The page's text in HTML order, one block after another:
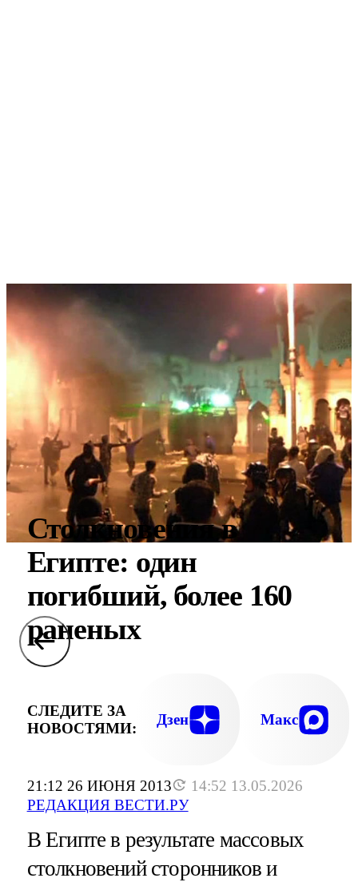
21:12 26 ИЮНЯ 2013
14:52 13.05.2026
РЕДАКЦИЯ ВЕСТИ.РУ
Столкновения в
Египте: один
погибший, более 160
раненых
СЛЕДИТЕ ЗА
НОВОСТЯМИ:
Дзен Макс
В Египте в результате массовых
столкновений сторонников и